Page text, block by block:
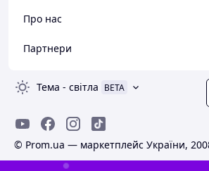
Про нас
Партнери
Тема - світла BETA
© Prom.ua — маркетплейс України,